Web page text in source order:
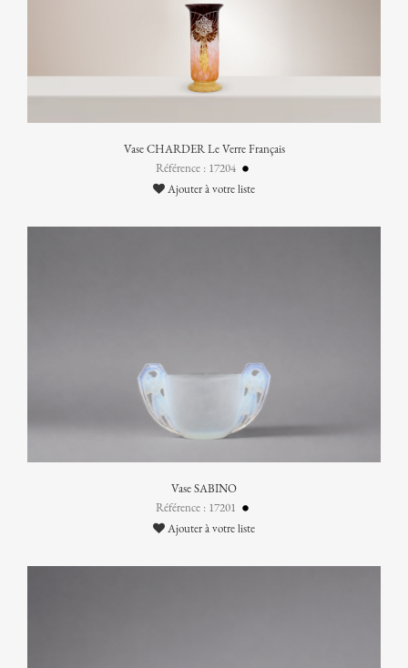
Vase CHARDER Le Verre Français
Référence : 17204
Ajouter à votre liste
Vase SABINO
Référence : 17201
Ajouter à votre liste